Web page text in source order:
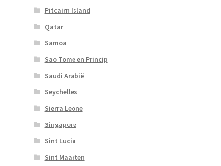
Pitcairn Island
Qatar
Samoa
Sao Tome en Princip
Saudi Arabië
Seychelles
Sierra Leone
Singapore
Sint Lucia
Sint Maarten